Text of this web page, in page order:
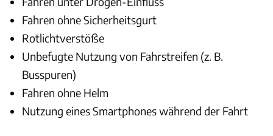
Fahren ohne Sicherheitsgurt
Rotlichtverstöße
Unbefugte Nutzung von Fahrstreifen (z. B.
Busspuren)
Fahren ohne Helm
Nutzung eines Smartphones während der Fahrt